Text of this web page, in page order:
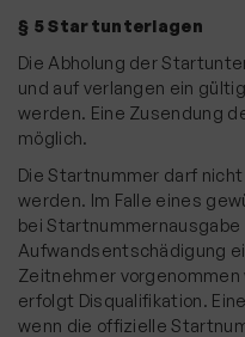
§ 5 Startunterlagen
Die Abholung der
und auf verlangen ein
werden. Eine Zusendung
möglich.
Die Startnummer darf
werden. Im Falle eines
bei
Aufwandsentschädigung
Zeitnehmer
erfolgt Disqualifikation.
wenn die offizielle